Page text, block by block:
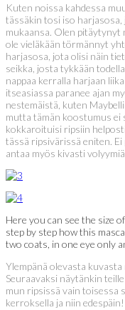
Kuten noissa kahdessa
tässäkin tosi iso
mukaansa. Olen pitäytynyt
ole vieläkään törmännyt
harjasosa, jota olisi näin
seikka, josta tykkään
nappaa kerralla harjaan
itseasiassa paranee ajan
nestemäistä, kuten
mutta tämän koostumus ei
kokkaroituisi ripsiin
tässä ripsivärissä eniten.
antaa myös kivasti
Here you can see the size
step by step how this
two coats, in one eye only
Ylempänä olevasta
Seuraavaksi näytänkin
mun ripsissä vain toisessa
kerroksella ja niin edespäin!